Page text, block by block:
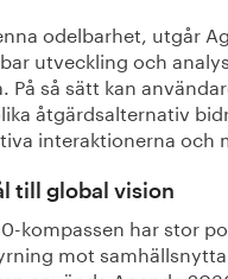
odelbarhet, utgår
utveckling och
På så sätt kan
åtgärdsalternativ
interaktionerna och
till global vision
kompassen har stor
mot